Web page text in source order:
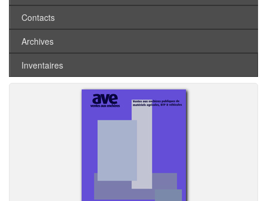
Contacts
Archives
Inventaires